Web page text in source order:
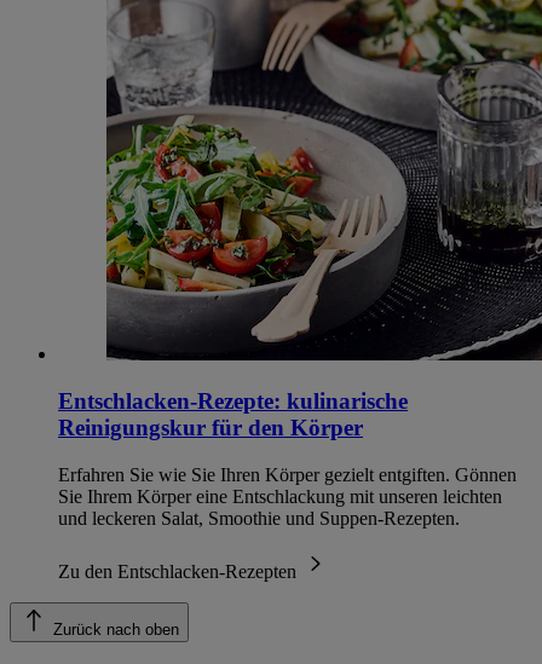
Entschlacken-Rezepte: kulinarische
Reinigungskur für den Körper
Erfahren Sie wie Sie Ihren Körper gezielt entgiften. Gönnen
Sie Ihrem Körper eine Entschlackung mit unseren leichten
und leckeren Salat, Smoothie und Suppen-Rezepten.
Zu den Entschlacken-Rezepten
Zurück nach oben